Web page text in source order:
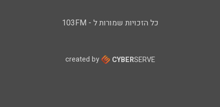
כל הזכויות שמורות ל - 103FM
created by CYBERSERVE